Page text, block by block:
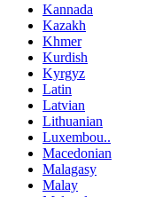
Kannada
Kazakh
Khmer
Kurdish
Kyrgyz
Latin
Latvian
Lithuanian
Luxembou..
Macedonian
Malagasy
Malay